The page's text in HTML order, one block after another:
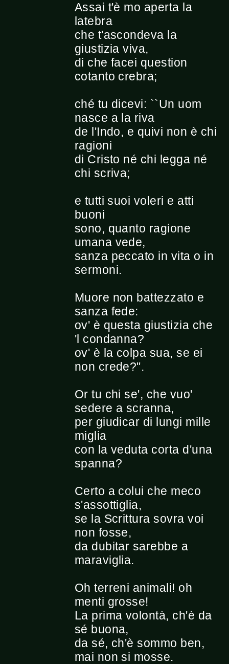
Assai t'è mo aperta la
latebra
che t'ascondeva la
giustizia viva,
di che facei question
cotanto crebra;
ché tu dicevi: ``Un uom
nasce a la riva
de l'Indo, e quivi non è chi
ragioni
di Cristo né chi legga né
chi scriva;
e tutti suoi voleri e atti
buoni
sono, quanto ragione
umana vede,
sanza peccato in vita o in
sermoni.
Muore non battezzato e
sanza fede:
ov' è questa giustizia che
'l condanna?
ov' è la colpa sua, se ei
non crede?".
Or tu chi se', che vuo'
sedere a scranna,
per giudicar di lungi mille
miglia
con la veduta corta d'una
spanna?
Certo a colui che meco
s'assottiglia,
se la Scrittura sovra voi
non fosse,
da dubitar sarebbe a
maraviglia.
Oh terreni animali! oh
menti grosse!
La prima volontà, ch'è da
sé buona,
da sé, ch'è sommo ben,
mai non si mosse.